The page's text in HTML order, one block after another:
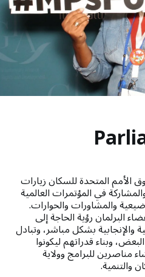
الأمم المتحدة للسكان زيارات
في المؤتمرات العالمية
والمشاورات والحوارات.
البرلمان رؤية الحاجة إلى
والإنجابية بشكل مباشر، وتبادل
وبناء قدراتهم ليكونوا
مناصرين للبرامج وولاية
والتنمية.